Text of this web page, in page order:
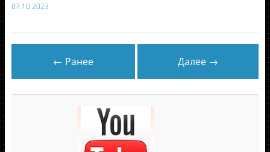
07.10.2023
← Ранее Далее →